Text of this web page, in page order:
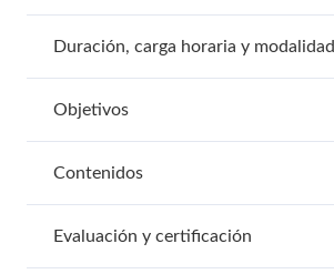
Duración, carga horaria y modalidad
Objetivos
Contenidos
Evaluación y certificación